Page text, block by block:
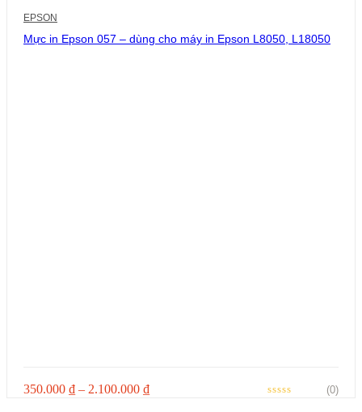
EPSON
Mực in Epson 057 – dùng cho máy in Epson L8050, L18050
350.000 ₫ – 2.100.000 ₫Khoảng
(0)